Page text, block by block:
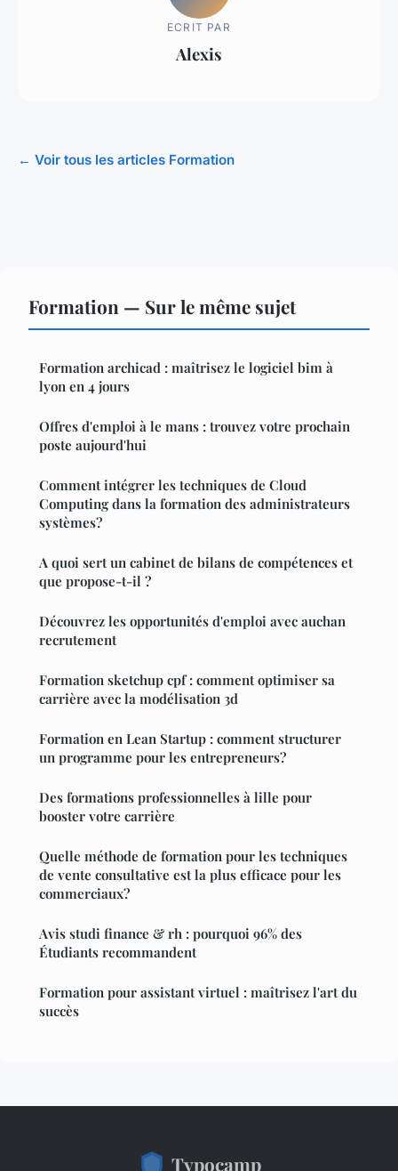
ECRIT PAR
Alexis
← Voir tous les articles Formation
Formation — Sur le même sujet
Formation archicad : maîtrisez le logiciel bim à
lyon en 4 jours
Offres d'emploi à le mans : trouvez votre prochain
poste aujourd'hui
Comment intégrer les techniques de Cloud
Computing dans la formation des administrateurs
systèmes?
A quoi sert un cabinet de bilans de compétences et
que propose-t-il ?
Découvrez les opportunités d'emploi avec auchan
recrutement
Formation sketchup cpf : comment optimiser sa
carrière avec la modélisation 3d
Formation en Lean Startup : comment structurer
un programme pour les entrepreneurs?
Des formations professionnelles à lille pour
booster votre carrière
Quelle méthode de formation pour les techniques
de vente consultative est la plus efficace pour les
commerciaux?
Avis studi finance & rh : pourquoi 96% des
Étudiants recommandent
Formation pour assistant virtuel : maîtrisez l'art du
succès
Typocamp